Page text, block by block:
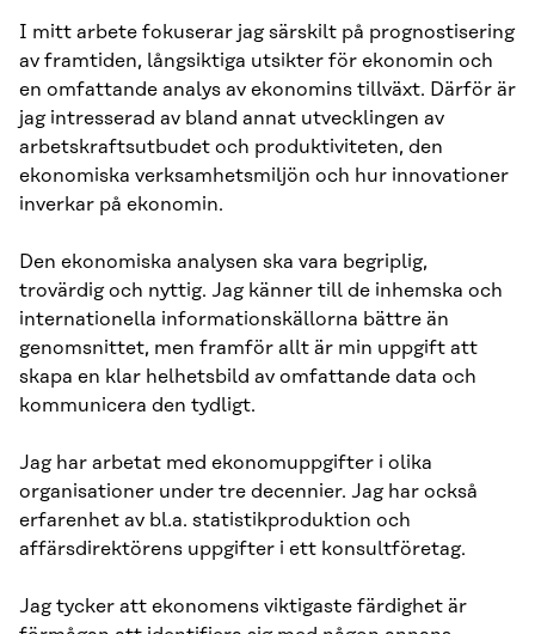
I mitt arbete fokuserar jag särskilt på prognostisering
av framtiden, långsiktiga utsikter för ekonomin och
en omfattande analys av ekonomins tillväxt. Därför är
jag intresserad av bland annat utvecklingen av
arbetskraftsutbudet och produktiviteten, den
ekonomiska verksamhetsmiljön och hur innovationer
inverkar på ekonomin.
Den ekonomiska analysen ska vara begriplig,
trovärdig och nyttig. Jag känner till de inhemska och
internationella informationskällorna bättre än
genomsnittet, men framför allt är min uppgift att
skapa en klar helhetsbild av omfattande data och
kommunicera den tydligt.
Jag har arbetat med ekonomuppgifter i olika
organisationer under tre decennier. Jag har också
erfarenhet av bl.a. statistikproduktion och
affärsdirektörens uppgifter i ett konsultföretag.
Jag tycker att ekonomens viktigaste färdighet är